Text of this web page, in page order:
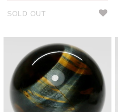
SOLD OUT